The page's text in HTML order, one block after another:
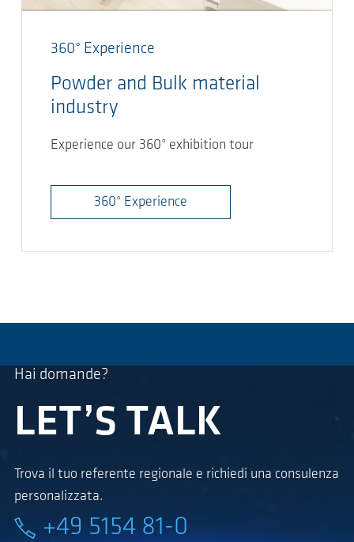
360° Experience
Powder and Bulk material
industry
Experience our 360° exhibition tour
360° Experience
Hai domande?
LET’S TALK
Trova il tuo referente regionale e richiedi una consulenza
personalizzata.
+49 5154 81-0